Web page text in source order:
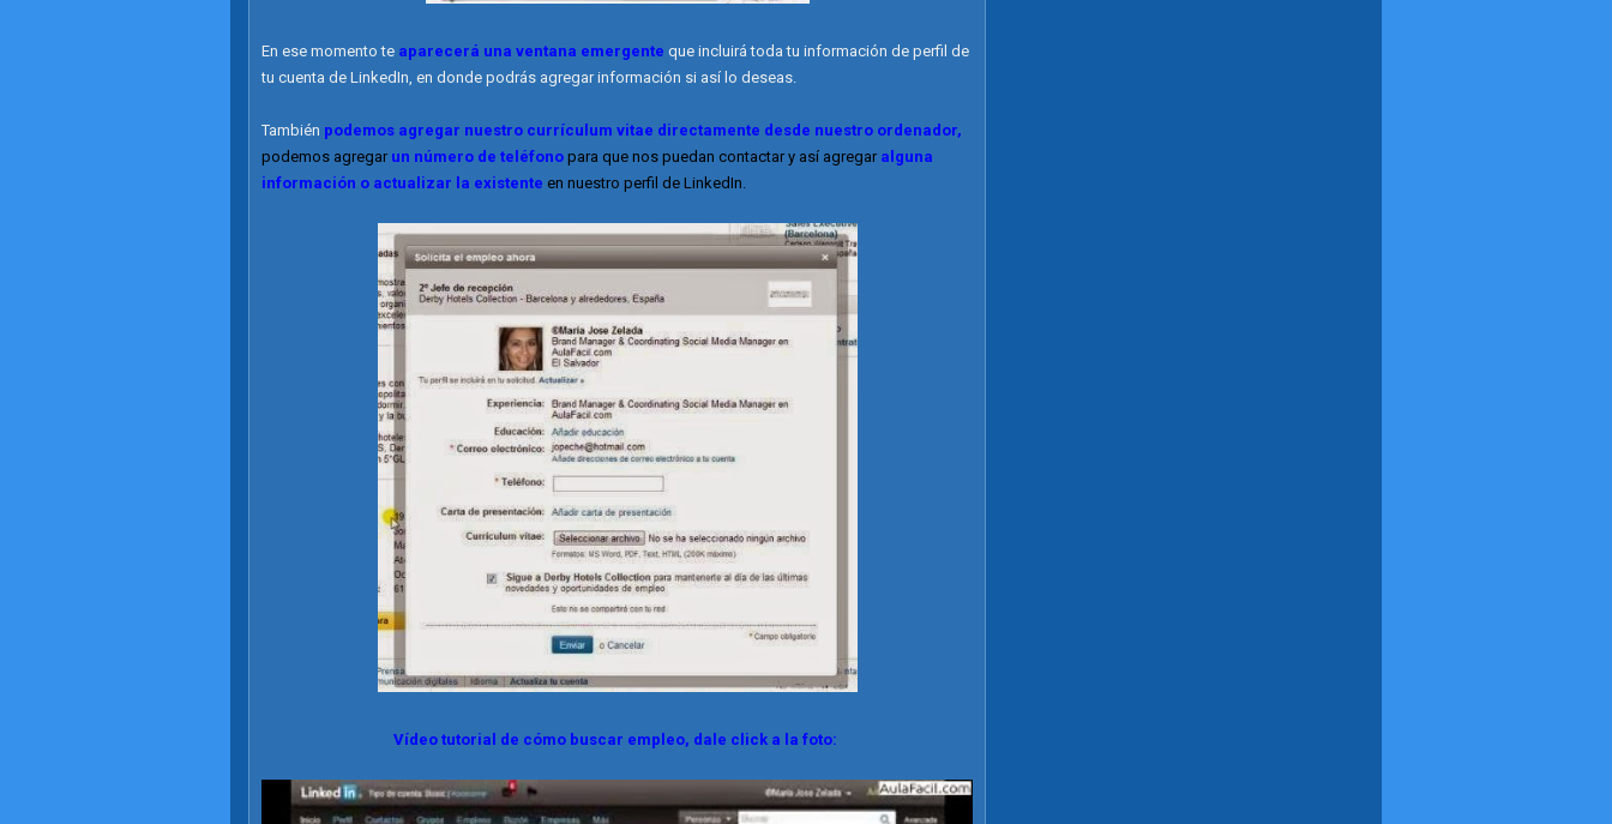
En ese momento te aparecerá una ventana emergente que incluirá toda tu información de perfil de
tu cuenta de LinkedIn, en donde podrás agregar información si así lo deseas.
También podemos agregar nuestro currículum vitae directamente desde nuestro ordenador,
podemos agregarun número de teléfono para que nos puedan contactar y así agregaralguna
información o actualizar la existente en nuestro perfil de LinkedIn.
Vídeo tutorial de cómo buscar empleo, dale click a la foto: